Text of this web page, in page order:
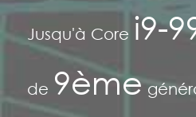
Jusqu'à Core i9-
de 9ème